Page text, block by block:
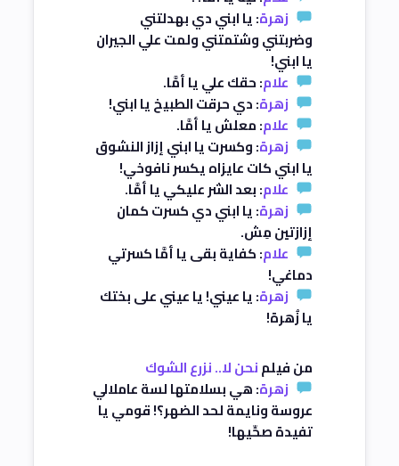
زهرة: يا ابني دي بهدلتني
وضربتني وشتمتني ولمت علي الجيران
يا ابني!
علام: حقك علي يا أمَّا.
زهرة: دي حرقت الطبيخ يا ابني!
علام: معلش يا أمَّا.
زهرة: وكسرت يا ابني إزاز النشوق
يا ابني كات عايزاه يكسر نافوخي!
علام: بعد الشر عليكي يا أمَّا.
زهرة: يا ابني دي كسرت كمان
إزازتين مِش.
علام: كفاية بقى يا أمَّا كسرتي
دماغي!
زهرة: يا عيني! يا عيني على بختك
يا زُهرة!
من فيلمنحن لا.. نزرع الشوك
زهرة: هي بسلامتها لسة عاملالي
عروسة ونايمة لحد الضهر؟! قومي يا
تفيدة صحِّيها!